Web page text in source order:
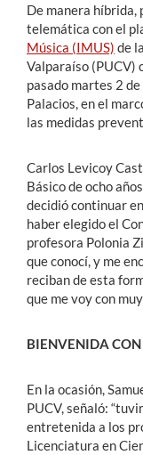
De manera híbrida,
telemática con el
Música (IMUS) de
Valparaíso (PUCV)
pasado martes 2
Palacios, en el
las medidas
Carlos Levicoy
Básico de ocho
decidió continuar
haber elegido el
profesora Polonia
que conocí, y me
reciban de esta
que me voy con
BIENVENIDA
En la ocasión,
PUCV, señaló:
entretenida a los
Licenciatura en